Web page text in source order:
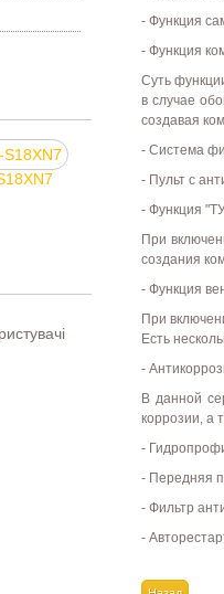
- Функция
- Функция
Суть
в случае
создавая
- Система
- Пульт с
- Функция
При
создания
- Функция
При
Есть
-
В данной
коррозии, а
-
- Передняя
- Фильтр
-